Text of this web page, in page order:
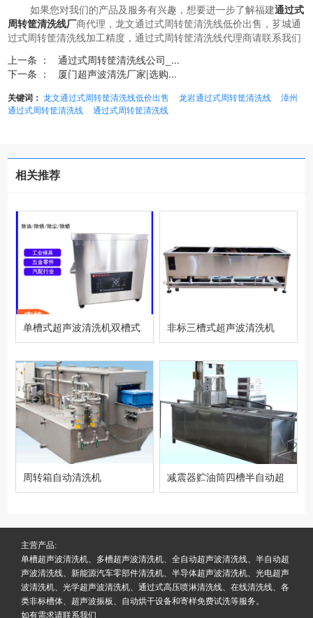
如果您对我们的产品及服务有兴趣，想要进一步了解福建通过式
周转筐清洗线厂商代理，龙文通过式周转筐清洗线低价出售，芗城通
过式周转筐清洗线加工精度，通过式周转筐清洗线代理商请联系我们
上一条 ：
通过式周转筐清洗线公司_...
下一条 ：
厦门超声波清洗厂家|选购...
关键词：龙文通过式周转筐清洗线低价出售 龙岩通过式周转筐清洗线
漳州
通过式周转筐清洗线
通过式周转筐清洗线
相关推荐
单槽式超声波清洗机双槽式 非标三槽式超声波清洗机
周转箱自动清洗机 减震器贮油筒四槽半自动超
主营产品:
单槽超声波清洗机、多槽超声波清洗机、全自动超声波清洗线、半自动超
声波清洗线、新能源汽车零部件清洗机、半导体超声波清洗机、光电超声
波清洗机、光学超声波清洗机、通过式高压喷淋清洗线、在线清洗线、各
类非标槽体、超声波振板、自动烘干设备和寄样免费试洗等服务。
如有需求请联系我们